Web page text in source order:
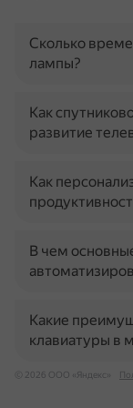
Сколько
лампы?
Как
развитие
Как
В чем
Какие
клавиатуры в
© 2026 ООО «Яндекс»